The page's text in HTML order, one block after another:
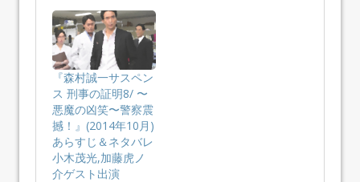
『森村誠一サスペン
ス 刑事の証明8/ 〜
悪魔の凶笑〜警察震
撼！』(2014年10月)
あらすじ＆ネタバレ
小木茂光,加藤虎ノ
介ゲスト出演